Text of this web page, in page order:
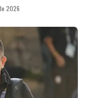
2026